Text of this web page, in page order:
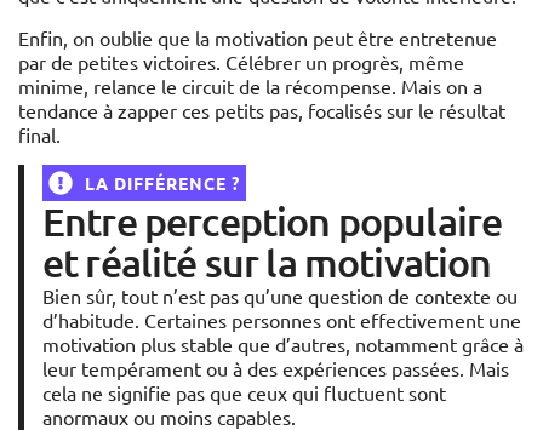
Enfin, on oublie que la motivation peut être entretenue
par de petites victoires. Célébrer un progrès, même
minime, relance le circuit de la récompense. Mais on a
tendance à zapper ces petits pas, focalisés sur le résultat
final.
LA DIFFÉRENCE ?
Entre perception populaire
et réalité sur la motivation
Bien sûr, tout n’est pas qu’une question de contexte ou
d’habitude. Certaines personnes ont effectivement une
motivation plus stable que d’autres, notamment grâce à
leur tempérament ou à des expériences passées. Mais
cela ne signifie pas que ceux qui fluctuent sont
anormaux ou moins capables.